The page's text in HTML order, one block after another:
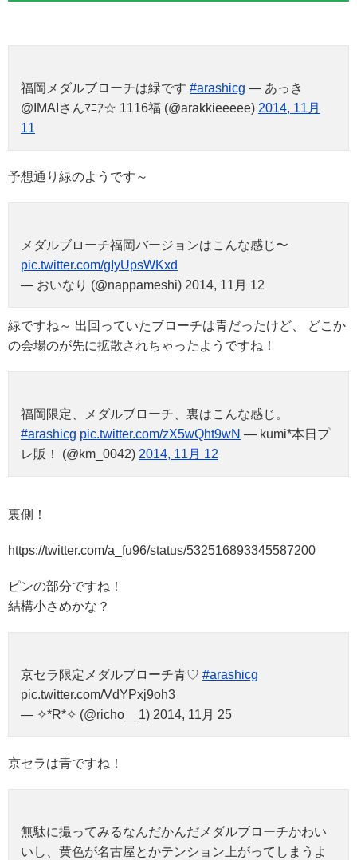
福岡メダルブローチは緑です #arashicg — あっき
@IMAIさんﾏﾆｱ☆ 1116福 (@arakkieeeee) 2014, 11月
11
予想通り緑のようです～
メダルブローチ福岡バージョンはこんな感じ〜
pic.twitter.com/gIyUpsWKxd
— おいなり (@nappameshi) 2014, 11月 12
緑ですね～ 出回っていたブローチは青だったけど、 どこか
の会場のが先に拡散されちゃったようですね！
福岡限定、メダルブローチ、裏はこんな感じ。
#arashicg pic.twitter.com/zX5wQht9wN — kumi*本日プ
レ販！ (@km_0042) 2014, 11月 12
裏側！
https://twitter.com/a_fu96/status/532516893345587200
ピンの部分ですね！
結構小さめかな？
京セラ限定メダルブローチ青♡ #arashicg
pic.twitter.com/VdYPxj9oh3
— ✧*R*✧ (@richo__1) 2014, 11月 25
京セラは青ですね！
無駄に撮ってみるなんだかんだメダルブローチかわい
いし、黄色が名古屋とかテンション上がってしまうよ